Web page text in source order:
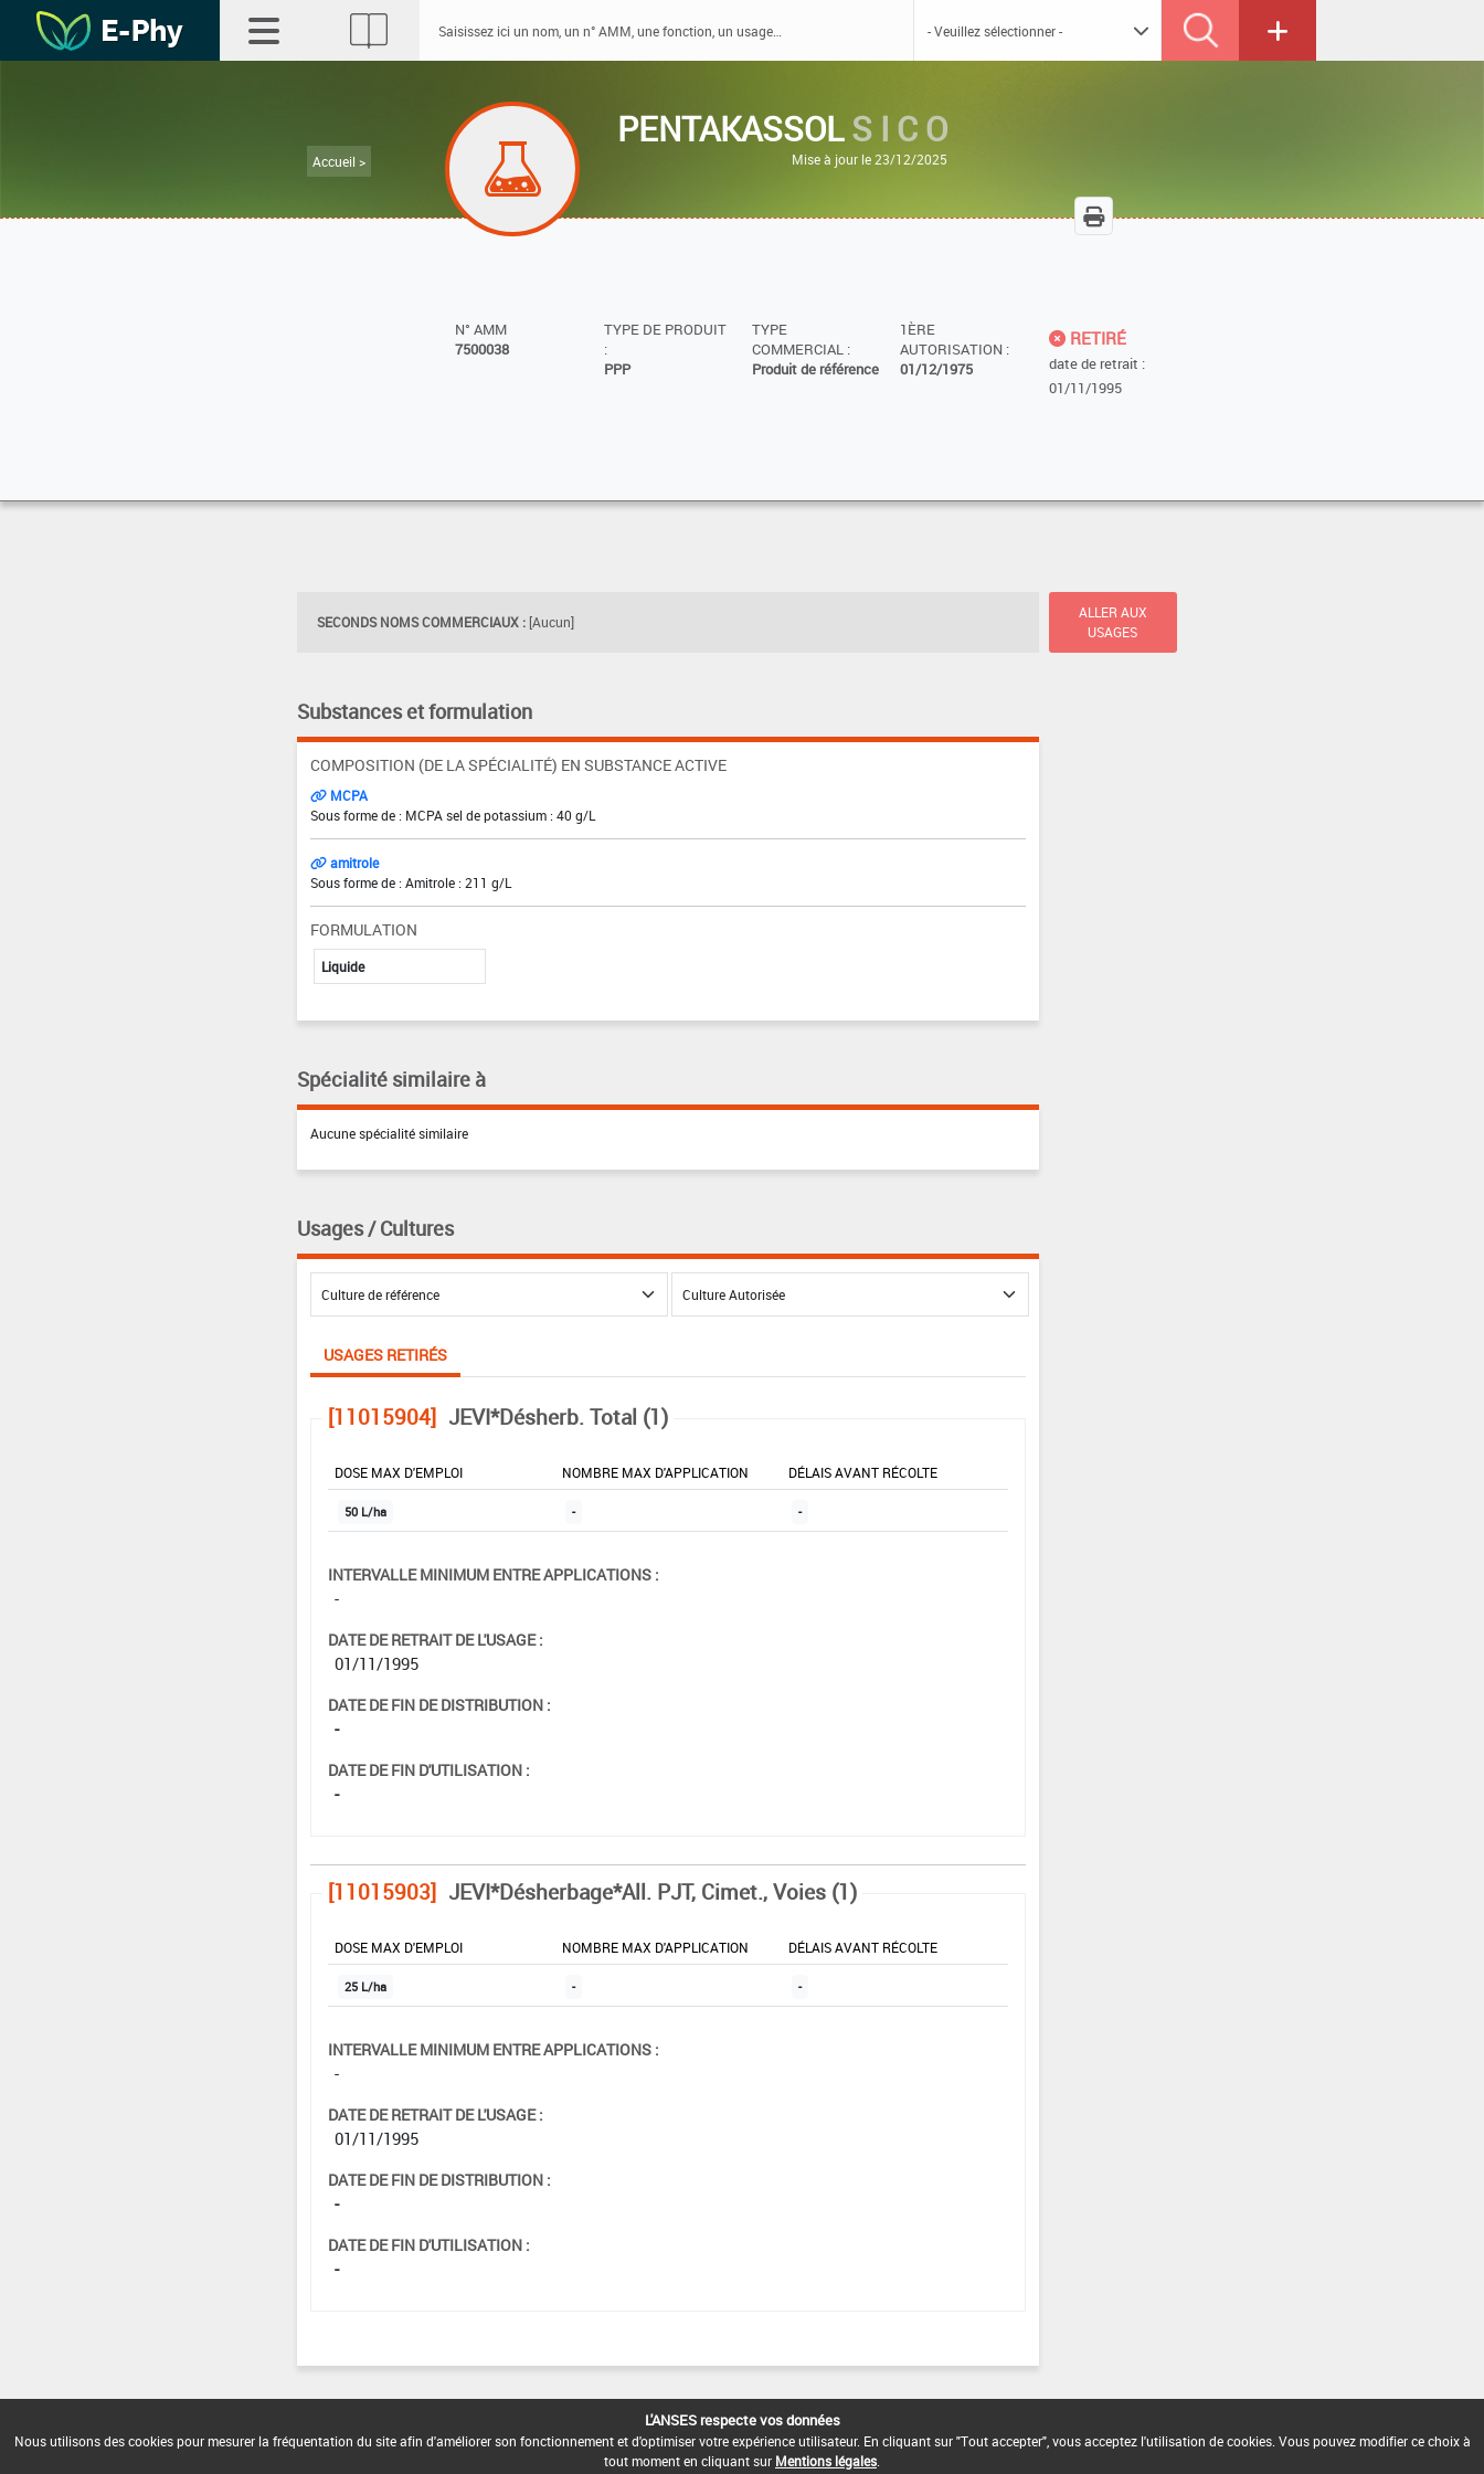
Accueil >
PENTAKASSOLS I C O
Mise à jour le 23/12/2025
N° AMM
7500038
TYPE DE PRODUIT
:
PPP
TYPE
COMMERCIAL :
Produit de référence
1ÈRE
AUTORISATION :
01/12/1975
RETIRÉ
date de retrait :
01/11/1995
SECONDS NOMS COMMERCIAUX : [Aucun]
ALLER AUX
USAGES
Substances et formulation
COMPOSITION (DE LA SPÉCIALITÉ) EN SUBSTANCE ACTIVE
MCPA
Sous forme de : MCPA sel de potassium : 40 g/L
amitrole
Sous forme de : Amitrole : 211 g/L
FORMULATION
Liquide
Spécialité similaire à
Aucune spécialité similaire
Usages / Cultures
USAGES RETIRÉS
[11015904] JEVI*Désherb. Total (1)
DOSE MAX D'EMPLOI NOMBRE MAX D'APPLICATION DÉLAIS AVANT RÉCOLTE
50 L/ha - -
INTERVALLE MINIMUM ENTRE APPLICATIONS :
-
DATE DE RETRAIT DE L'USAGE :
01/11/1995
DATE DE FIN DE DISTRIBUTION :
-
DATE DE FIN D'UTILISATION :
-
[11015903] JEVI*Désherbage*All. PJT, Cimet., Voies (1)
DOSE MAX D'EMPLOI NOMBRE MAX D'APPLICATION DÉLAIS AVANT RÉCOLTE
25 L/ha - -
INTERVALLE MINIMUM ENTRE APPLICATIONS :
-
DATE DE RETRAIT DE L'USAGE :
01/11/1995
DATE DE FIN DE DISTRIBUTION :
-
DATE DE FIN D'UTILISATION :
-
L'ANSES respecte vos données
Nous utilisons des cookies pour mesurer la fréquentation du site afin d'améliorer son fonctionnement et d'optimiser votre expérience utilisateur. En cliquant sur "Tout accepter", vous acceptez l'utilisation de cookies. Vous pouvez modifier ce choix à
tout moment en cliquant sur Mentions légales